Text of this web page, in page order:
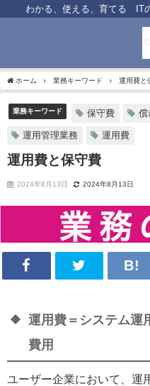
わかる、使える、育てる IT
ホーム 業務キーワード 運用費と
業務キーワード 保守費 償
運用管理業務 運用費
運用費と保守費
2024年8月13日 2024年8月13日
運用費＝システム運
費用
ユーザー企業において、運